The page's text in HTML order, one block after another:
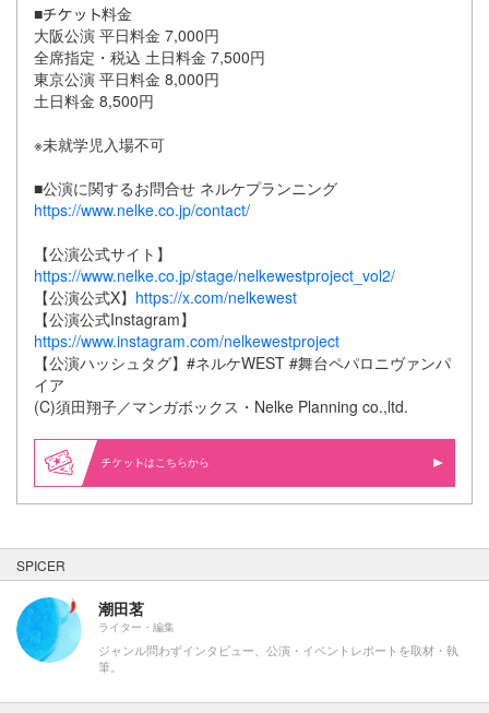
■
料金
大阪公演 平日料金 7,000円
全席指定・税込 土日料金 7,500円
東京公演 平日料金 8,000円
土日料金 8,500円
※未就学児入場不可
■公演に関するお問合せ ネルケプランニング
https://www.nelke.co.jp/contact/
【公演公式サイト】
https://www.nelke.co.jp/stage/nelkewestproject_vol2/
【公演公式X】 https://x.com/nelkewest
【公演公式Instagram】
https://www.instagram.com/nelkewestproject
【公演ハッシュタグ】#ネルケWEST #舞台ペパロニヴァンパ
イア
(C)須田翔子／マンガボックス・Nelke Planning co.,ltd.
はこちらから
SPICER
潮田茗
ライター・編集
ジャンル問わずインタビュー、公演・イベントレポートを取材・執
筆。